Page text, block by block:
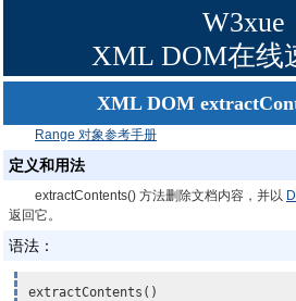
W3xue
XML DOM在线
XML DOM
Range 对象参考手册
定义和用法
extractContents() 方法删除文档内容，并以
返回它。
语法：
extractContents()